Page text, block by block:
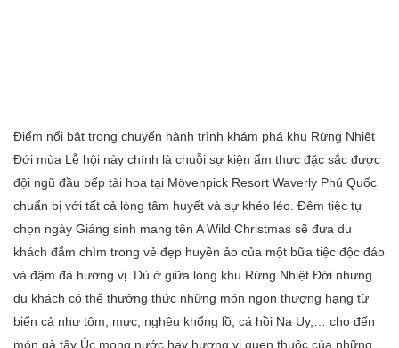
Điểm nổi bật trong chuyến hành trình khám phá khu Rừng Nhiệt
Đới mùa Lễ hội này chính là chuỗi sự kiện ẩm thực đặc sắc được
đội ngũ đầu bếp tài hoa tại Mövenpick Resort Waverly Phú Quốc
chuẩn bị với tất cả lòng tâm huyết và sự khéo léo. Đêm tiệc tự
chọn ngày Giáng sinh mang tên A Wild Christmas sẽ đưa du
khách đắm chìm trong vẻ đẹp huyền ảo của một bữa tiệc độc đáo
và đậm đà hương vị. Dù ở giữa lòng khu Rừng Nhiệt Đới nhưng
du khách có thể thưởng thức những món ngon thượng hạng từ
biển cả như tôm, mực, nghêu khổng lồ, cá hồi Na Uy,… cho đến
món gà tây Úc mọng nước hay hương vị quen thuộc của những